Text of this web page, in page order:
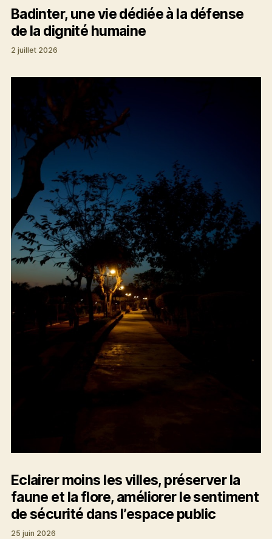
Badinter, une vie dédiée à la défense
de la dignité humaine
2 juillet 2026
Eclairer moins les villes, préserver la
faune et la flore, améliorer le sentiment
de sécurité dans l’espace public
25 juin 2026